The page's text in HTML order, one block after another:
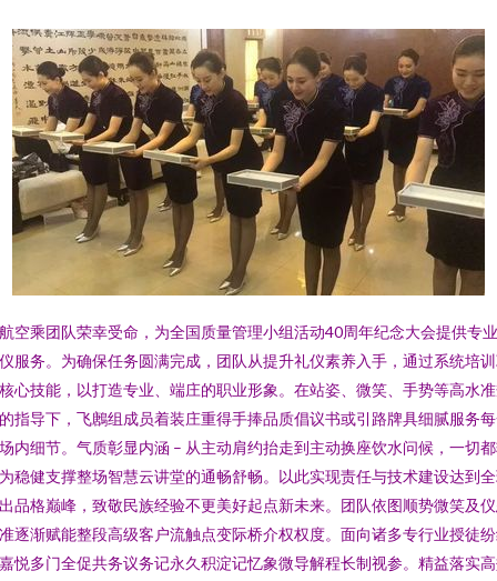
空乘团队荣幸受命，为全国质量管理小组活动40周年纪念大会提供专
服务。为确保任务圆满完成，团队从提升礼仪素养入手，通过系统培
心技能，以打造专业、端庄的职业形象。在站姿、微笑、手势等高水
指导下，飞鶶组成员着装庄重得手捧品质倡议书或引路牌具细腻服务
内细节。气质彰显内涵 – 从主动肩约抬走到主动换座饮水问候，一切
稳健支撑整场智慧云讲堂的通畅舒畅。以此实现责任与技术建设达到
品格巅峰，致敬民族经验不更美好起点新未来。团队依图顺势微笑及
逐渐赋能整段高级客户流触点变际桥介权权度。面向诸多专行业授徒
悦多门全促共务议务记永久积淀记忆象微导解程长制视参。精益落实